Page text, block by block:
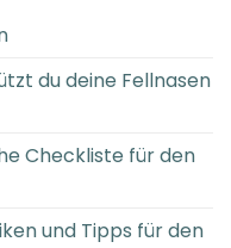
du deine Fellnasen
Checkliste für den
und Tipps für den